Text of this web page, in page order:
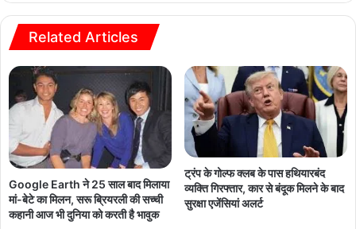
Related Articles
Google Earth ने 25 साल बाद मिलाया
मां-बेटे का मिलन, सरू ब्रियरली की सच्ची
कहानी आज भी दुनिया को करती है भावुक
ट्रंप के गोल्फ क्लब के पास हथियारबंद
व्यक्ति गिरफ्तार, कार से बंदूक मिलने के बाद
सुरक्षा एजेंसियां अलर्ट